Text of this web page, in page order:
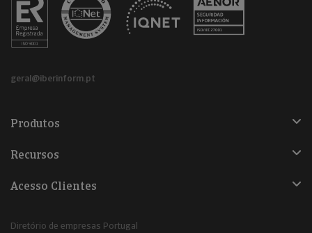
geral@iberinform.pt
Produtos
Recursos
Acesso Clientes
Diretório de empresas Portugal